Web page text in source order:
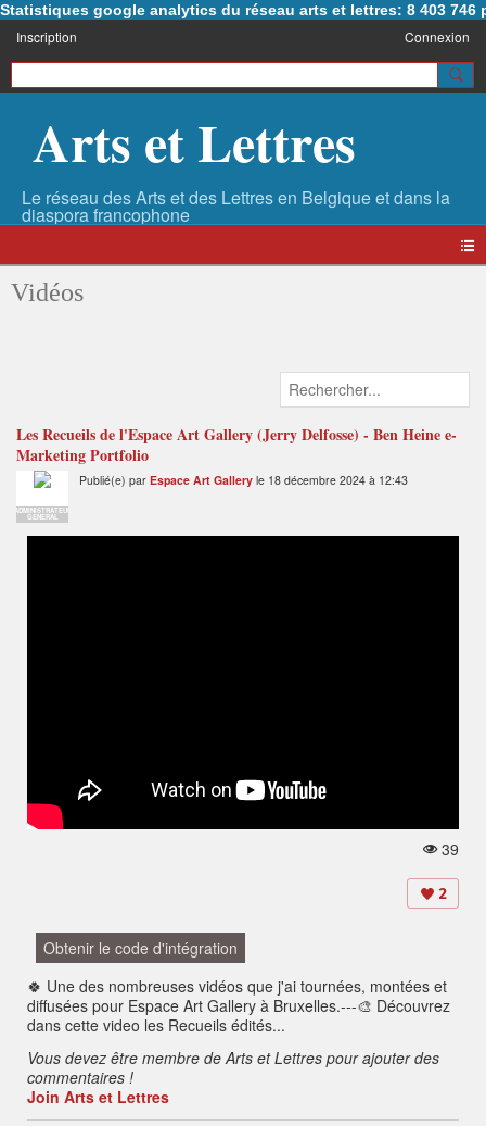
Statistiques google analytics du réseau arts et lettres: 8 403 746
Inscription Connexion
Arts et Lettres
Vidéos
Les Recueils de l'Espace Art Gallery (Jerry Delfosse) - Ben Heine e-
Marketing Portfolio
ADMINISTRATEUR
GENERAL
Publié(e) par Espace Art Gallery le 18 décembre 2024 à 12:43
u
e
s:
39
2
Obtenir le code d'intégration
🍀 Une des nombreuses vidéos que j'ai tournées, montées et
diffusées pour Espace Art Gallery à Bruxelles.---🎨 Découvrez
dans cette video les Recueils édités...
Vous devez être membre de Arts et Lettres pour ajouter des
commentaires !
Join Arts et Lettres